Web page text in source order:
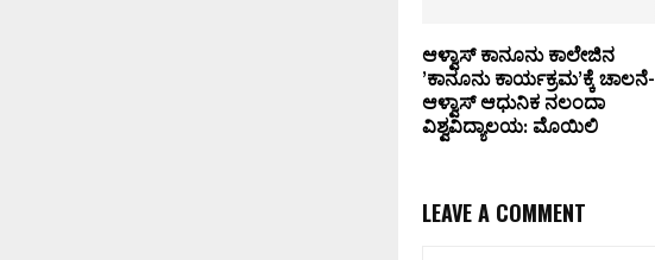
ಆಳ್ವಾಸ್ ಕಾನೂನು ಕಾಲೇಜಿನ
’ಕಾನೂನು ಕಾರ್ಯಕ್ರಮ’ಕ್ಕೆ ಚಾಲನೆ-
ಆಳ್ವಾಸ್ ಆಧುನಿಕ ನಲಂದಾ
ವಿಶ್ವವಿದ್ಯಾಲಯ: ಮೊಯಿಲಿ
LEAVE A COMMENT